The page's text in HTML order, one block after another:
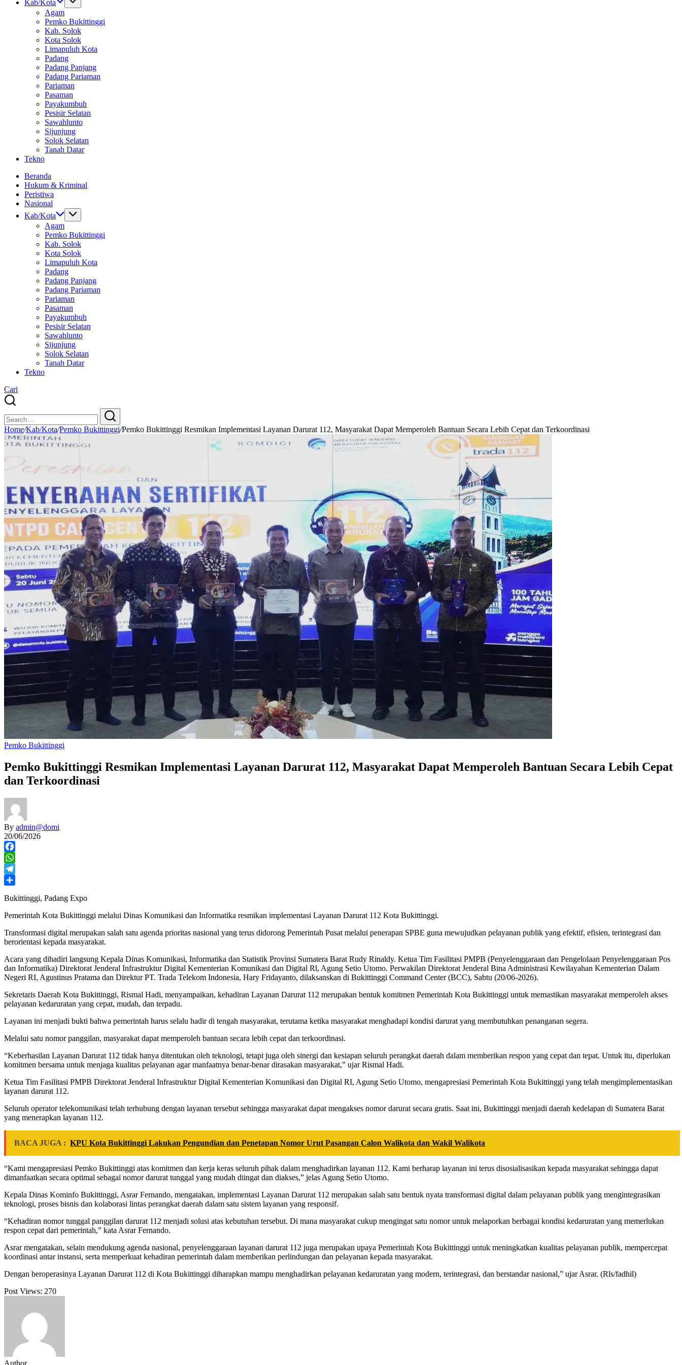
Kab/Kota
Agam
Pemko Bukittinggi
Kab. Solok
Kota Solok
Limapuluh Kota
Padang
Padang Panjang
Padang Pariaman
Pariaman
Pasaman
Payakumbuh
Pesisir Selatan
Sawahlunto
Sijunjung
Solok Selatan
Tanah Datar
Tekno
Beranda
Hukum & Kriminal
Peristiwa
Nasional
Kab/Kota
Agam
Pemko Bukittinggi
Kab. Solok
Kota Solok
Limapuluh Kota
Padang
Padang Panjang
Padang Pariaman
Pariaman
Pasaman
Payakumbuh
Pesisir Selatan
Sawahlunto
Sijunjung
Solok Selatan
Tanah Datar
Tekno
Cari
Search
Search
Home/Kab/Kota/Pemko Bukittinggi/Pemko Bukittinggi Resmikan Implementasi Layanan Darurat 112, Masyarakat Dapat Memperoleh Bantuan Secara Lebih Cepat dan Terkoordinasi
Pemko Bukittinggi
Pemko Bukittinggi Resmikan Implementasi Layanan Darurat 112, Masyarakat Dapat Memperoleh Bantuan Secara Lebih Cepat
dan Terkoordinasi
By admin@domi
20/06/2026
Facebook
WhatsApp
Telegram
Bukittinggi, Padang Expo
Pemerintah Kota Bukittinggi melalui Dinas Komunikasi dan Informatika resmikan implementasi Layanan Darurat 112 Kota Bukittinggi.
Transformasi digital merupakan salah satu agenda prioritas nasional yang terus didorong Pemerintah Pusat melalui penerapan SPBE guna mewujudkan pelayanan publik yang efektif, efisien, terintegrasi dan
berorientasi kepada masyarakat.
Acara yang dihadiri langsung Kepala Dinas Komunikasi, Informatika dan Statistik Provinsi Sumatera Barat Rudy Rinaldy. Ketua Tim Fasilitasi PMPB (Penyelenggaraan dan Pengelolaan Penyelenggaraan Pos
dan Informatika) Direktorat Jenderal Infrastruktur Digital Kementerian Komunikasi dan Digital Rl, Agung Setio Utomo. Perwakilan Direktorat Jenderal Bina Administrasi Kewilayahan Kementerian Dalam
Negeri RI, Agustinus Pratama dan Direktur PT. Trada Telekom Indonesia, Hary Fridayanto, dilaksanskan di Bukittinggi Command Center (BCC), Sabtu (20/06-2026).
Sekretaris Daerah Kota Bukittinggi, Rismal Hadi, menyampaikan, kehadiran Layanan Darurat 112 merupakan bentuk komitmen Pemerintah Kota Bukittinggi untuk memastikan masyarakat memperoleh akses
pelayanan kedaruratan yang cepat, mudah, dan terpadu.
Layanan ini menjadi bukti bahwa pemerintah harus selalu hadir di tengah masyarakat, terutama ketika masyarakat menghadapi kondisi darurat yang membutuhkan penanganan segera.
Melalui satu nomor panggilan, masyarakat dapat memperoleh bantuan secara lebih cepat dan terkoordinasi.
“Keberhasilan Layanan Darurat 112 tidak hanya ditentukan oleh teknologi, tetapi juga oleh sinergi dan kesiapan seluruh perangkat daerah dalam memberikan respon yang cepat dan tepat. Untuk itu, diperlukan
komitmen bersama untuk menjaga kualitas pelayanan agar manfaatnya benar-benar dirasakan masyarakat,” ujar Rismal Hadi.
Ketua Tim Fasilitasi PMPB Direktorat Jenderal Infrastruktur Digital Kementerian Komunikasi dan Digital RI, Agung Setio Utomo, mengapresiasi Pemerintah Kota Bukittinggi yang telah mengimplementasikan
layanan darurat 112.
Seluruh operator telekomunikasi telah terhubung dengan layanan tersebut sehingga masyarakat dapat mengakses nomor darurat secara gratis. Saat ini, Bukittinggi menjadi daerah kedelapan di Sumatera Barat
yang menerapkan layanan 112.
BACA JUGA : KPU Kota Bukittinggi Lakukan Pengundian dan Penetapan Nomor Urut Pasangan Calon Walikota dan Wakil Walikota
“Kami mengapresiasi Pemko Bukittinggi atas komitmen dan kerja keras seluruh pihak dalam menghadirkan layanan 112. Kami berharap layanan ini terus disosialisasikan kepada masyarakat sehingga dapat
dimanfaatkan secara optimal sebagai nomor darurat tunggal yang mudah diingat dan diakses,” jelas Agung Setio Utomo.
Kepala Dinas Kominfo Bukittinggi, Asrar Fernando, mengatakan, implementasi Layanan Darurat 112 merupakan salah satu bentuk nyata transformasi digital dalam pelayanan publik yang mengintegrasikan
teknologi, proses bisnis dan kolaborasi lintas perangkat daerah dalam satu sistem layanan yang responsif.
“Kehadiran nomor tunggal panggilan darurat 112 menjadi solusi atas kebutuhan tersebut. Di mana masyarakat cukup mengingat satu nomor untuk melaporkan berbagai kondisi kedaruratan yang memerlukan
respon cepat dari pemerintah,” kata Asrar Fernando.
Asrar mengatakan, selain mendukung agenda nasional, penyelenggaraan layanan darurat 112 juga merupakan upaya Pemerintah Kota Bukittinggi untuk meningkatkan kualitas pelayanan publik, mempercepat
koordinasi antar instansi, serta memperkuat kehadiran pemerintah dalam memberikan perlindungan dan pelayanan kepada masyarakat.
Dengan beroperasinya Layanan Darurat 112 di Kota Bukittinggi diharapkan mampu menghadirkan pelayanan kedaruratan yang modern, terintegrasi, dan berstandar nasional,” ujar Asrar. (Rls/fadhil)
Post Views: 270
Author